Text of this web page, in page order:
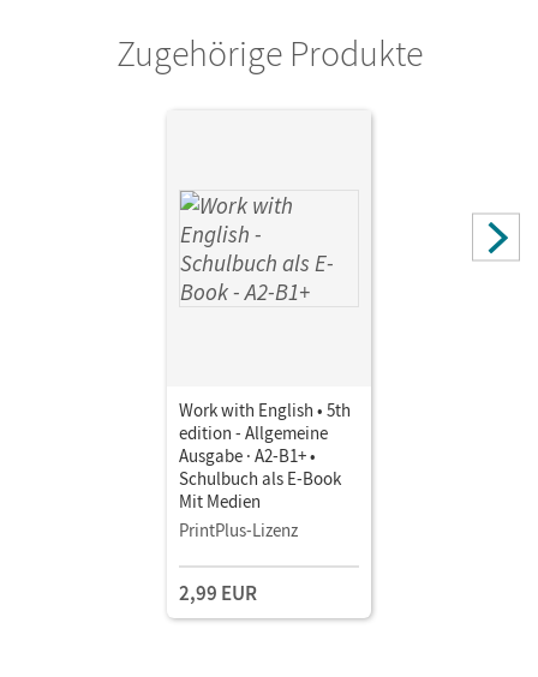
Zugehörige Produkte
Work with English • 5th
edition - Allgemeine
Ausgabe · A2-B1+ •
Schulbuch als E-Book
Mit Medien
PrintPlus-Lizenz
2,99 EUR